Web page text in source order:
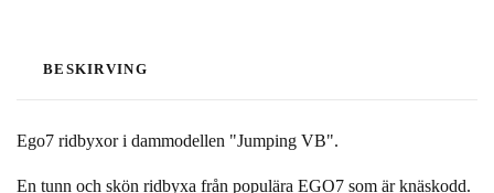
BESKIRVING
Ego7 ridbyxor i dammodellen "Jumping VB".
En tunn och skön ridbyxa från populära EGO7 som är knäskodd.